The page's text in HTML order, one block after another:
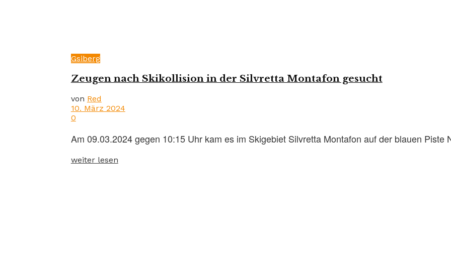
Gsiberg
Zeugen nach Skikollision in der Silvretta Montafon gesucht
von Red
10. März 2024
0
Am 09.03.2024 gegen 10:15 Uhr kam es im Skigebiet Silvretta Montafon auf der blauen Piste
weiter lesen